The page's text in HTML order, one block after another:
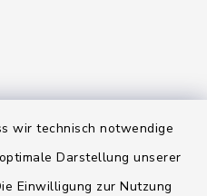
wir technisch notwendige
Darstellung unserer
Einwilligung zur Nutzung